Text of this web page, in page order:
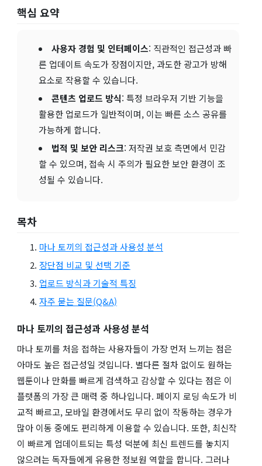
핵심 요약
사용자 경험 및 인터페이스: 직관적인 접근성과 빠
른 업데이트 속도가 장점이지만, 과도한 광고가 방해
요소로 작용할 수 있습니다.
콘텐츠 업로드 방식: 특정 브라우저 기반 기능을
활용한 업로드가 일반적이며, 이는 빠른 소스 공유를
가능하게 합니다.
법적 및 보안 리스크: 저작권 보호 측면에서 민감
할 수 있으며, 접속 시 주의가 필요한 보안 환경이 조
성될 수 있습니다.
목차
마나 토끼의 접근성과 사용성 분석
장단점 비교 및 선택 기준
업로드 방식과 기술적 특징
자주 묻는 질문(Q&A)
마나 토끼의 접근성과 사용성 분석
마나 토끼를 처음 접하는 사용자들이 가장 먼저 느끼는 점은
아마도 높은 접근성일 것입니다. 별다른 절차 없이도 원하는
웹툰이나 만화를 빠르게 검색하고 감상할 수 있다는 점은 이
플랫폼의 가장 큰 매력 중 하나입니다. 페이지 로딩 속도가 비
교적 빠르고, 모바일 환경에서도 무리 없이 작동하는 경우가
많아 이동 중에도 편리하게 이용할 수 있습니다. 또한, 최신작
이 빠르게 업데이트되는 특성 덕분에 최신 트렌드를 놓치지
않으려는 독자들에게 유용한 정보원 역할을 합니다. 그러나